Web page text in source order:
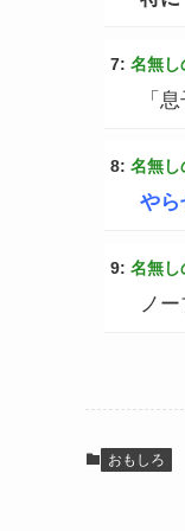
7: 名無し
「
8: 名無し
やら
9: 名無し
ノ
おもしろ